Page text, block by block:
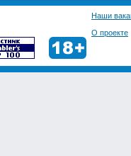
Наши
О проекте